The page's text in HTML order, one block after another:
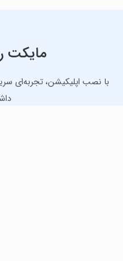
مایکت
با نصب اپلیکیشن، تجربه‌ای